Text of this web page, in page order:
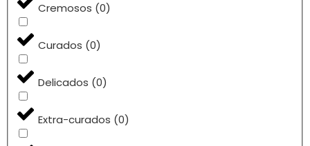
Cremosos (0)
Curados (0)
Delicados (0)
Extra-curados (0)